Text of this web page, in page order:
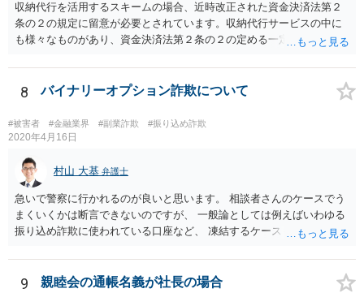
収納代行を活用するスキームの場合、近時改正された資金決済法第２
条の２の規定に留意が必要とされています。収納代行サービスの中に
も様々なものがあり、資金決済法第２条の２の定める一定の要件（内
ことが明らかにされました。 この資金決済法第２条の２の定める一
定の要件（内閣府令で定める要件も含む）については、該当条文を見
示板で回答するには限界がありますので、この分野に詳しそうな弁護
士の方に直接相談なさってみて下さい。 （資金決済法） 第二条の二
の委託、受取人からの金銭債権の譲受けその他これらに類する方法に
より、当該金銭債権に係る債務者又は当該債務者からの委託（二以上
の段階にわたる委託を含む。）その他これに類する方法により支払を
行う者から弁済として資金を受け入れ、又は他の者に受け入れさせ、
当該受取人に当該資金を移動させる行為（当該資金を当該受取人に交
く。）であることその他の内閣府令で定める要件を満たすものは、為
8 バイナリーオプション詐欺について
#被害者 #金融業界 #副業詐欺 #振り込め詐欺
2020年4月16日
村山 大基 弁護士
急いで警察に行かれるのが良いと思います。 相談者さんのケースでう
まくいくかは断言できないのですが、 一般論としては例えばいわゆる
振り込め詐欺に使われている口座など、 凍結するケースもありますの
9 親睦会の通帳名義が社長の場合